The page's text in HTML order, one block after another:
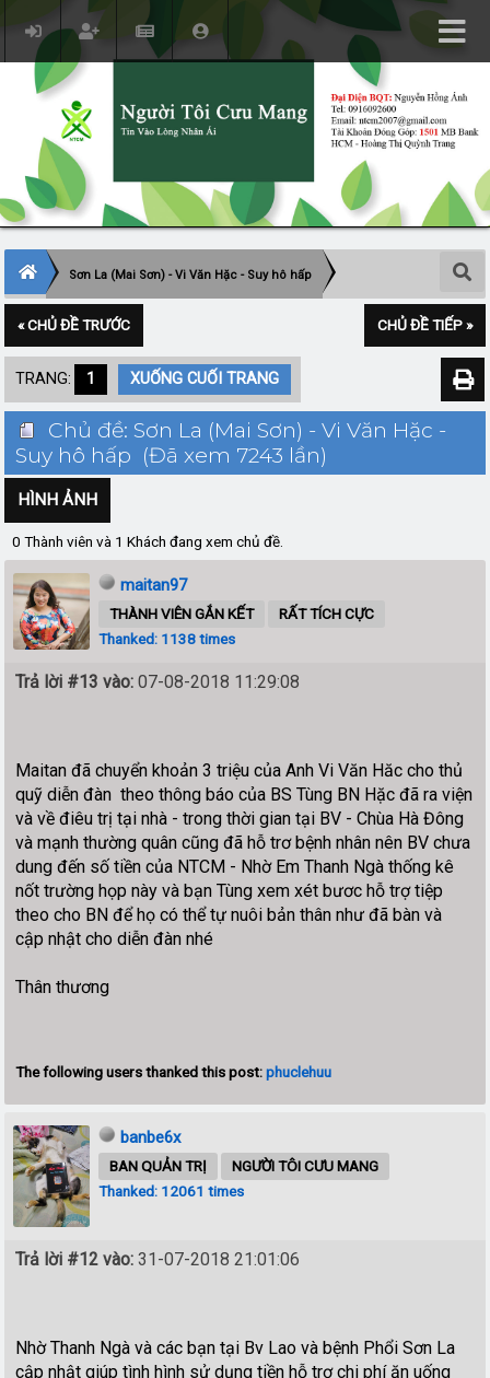
Sơn La (Mai Sơn) - Vi Văn Hặc - Suy hô hấp
« CHỦ ĐỀ TRƯỚC CHỦ ĐỀ TIẾP »
TRANG: 1 XUỐNG CUỐI TRANG
Chủ đề: Sơn La (Mai Sơn) - Vi Văn Hặc -
Suy hô hấp (Đã xem 7243 lần)
HÌNH ẢNH
0 Thành viên và 1 Khách đang xem chủ đề.
maitan97
THÀNH VIÊN GẮN KẾT
RẤT TÍCH CỰC
Thanked: 1138 times
Trả lời #13 vào: 07-08-2018 11:29:08
Maitan đã chuyển khoản 3 triệu của Anh Vi Văn Hăc cho thủ
quỹ diễn đàn theo thông báo của BS Tùng BN Hặc đã ra viện
và về điêu trị tại nhà - trong thời gian tại BV - Chùa Hà Đông
và mạnh thường quân cũng đã hỗ trơ bệnh nhân nên BV chưa
dung đến số tiền của NTCM - Nhờ Em Thanh Ngà thống kê
nốt trường họp này và bạn Tùng xem xét bươc hỗ trợ tiệp
theo cho BN để họ có thể tự nuôi bản thân như đã bàn và
cập nhật cho diễn đàn nhé
Thân thương
The following users thanked this post:phuclehuu
banbe6x
BAN QUẢN TRỊ
NGƯỜI TÔI CƯU MANG
Thanked: 12061 times
Trả lời #12 vào: 31-07-2018 21:01:06
Nhờ Thanh Ngà và các bạn tại Bv Lao và bệnh Phổi Sơn La
cập nhật giúp tình hình sử dụng tiền hỗ trợ chi phí ăn uống